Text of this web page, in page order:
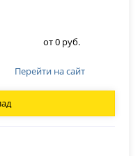
от 0 руб.
Перейти на сайт